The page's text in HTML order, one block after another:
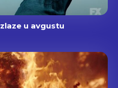
u avgustu